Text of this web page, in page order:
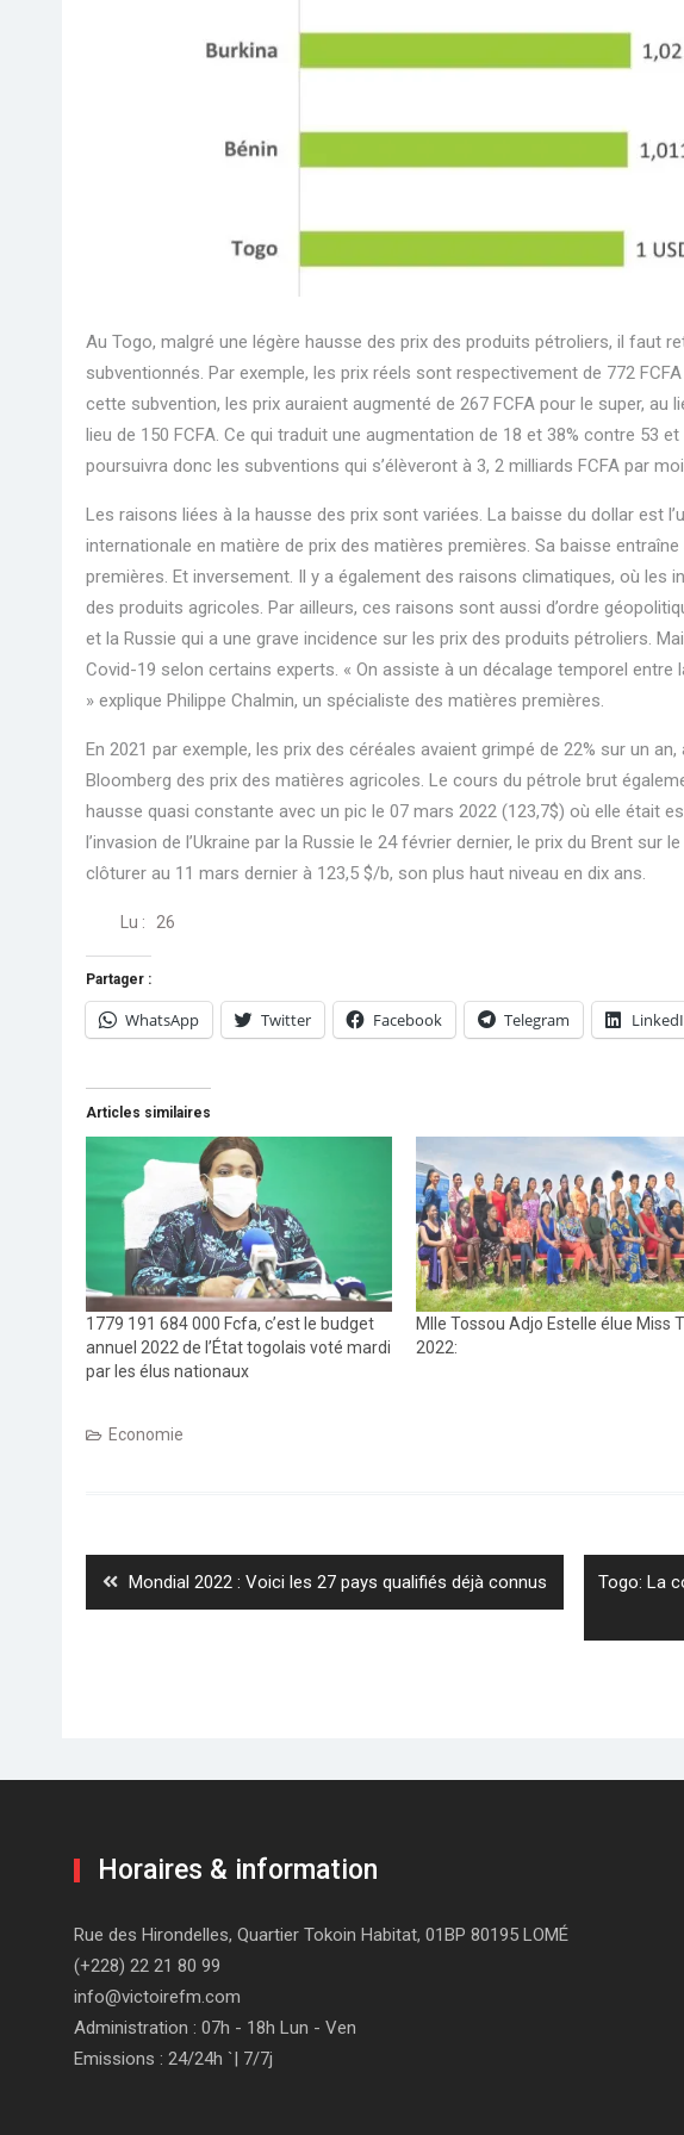
Au Togo, malgré une légère hausse des prix des produits pétroliers, il faut
subventionnés. Par exemple, les prix réels sont respectivement de 772
cette subvention, les prix auraient augmenté de 267 FCFA pour le super, au
lieu de 150 FCFA. Ce qui traduit une augmentation de 18 et 38% contre 53
poursuivra donc les subventions qui s’élèveront à 3, 2 milliards FCFA par
Les raisons liées à la hausse des prix sont variées. La baisse du dollar est
internationale en matière de prix des matières premières. Sa baisse
premières. Et inversement. Il y a également des raisons climatiques, où les
des produits agricoles. Par ailleurs, ces raisons sont aussi d’ordre
et la Russie qui a une grave incidence sur les prix des produits pétroliers.
Covid-19 selon certains experts. « On assiste à un décalage temporel entre
» explique Philippe Chalmin, un spécialiste des matières premières.
En 2021 par exemple, les prix des céréales avaient grimpé de 22% sur un
Bloomberg des prix des matières agricoles. Le cours du pétrole brut
hausse quasi constante avec un pic le 07 mars 2022 (123,7$) où elle était
l’invasion de l’Ukraine par la Russie le 24 février dernier, le prix du Brent
clôturer au 11 mars dernier à 123,5 $/b, son plus haut niveau en dix ans.
Lu : 26
Partager :
WhatsApp Twitter Facebook Telegram
Articles similaires
1779 191 684 000 Fcfa, c’est le budget
annuel 2022 de l’État togolais voté mardi
par les élus nationaux
Mlle Tossou Adjo Estelle élue Miss
2022:
Economie
l’articlePrevious
post:
Mondial 2022 : Voici les 27 pays qualifiés déjà connus
Next
Togo: La
Horaires & information
Rue des Hirondelles, Quartier Tokoin Habitat, 01BP 80195 LOMÉ
(+228) 22 21 80 99
info@victoirefm.com
Administration : 07h - 18h Lun - Ven
Emissions : 24/24h `| 7/7j